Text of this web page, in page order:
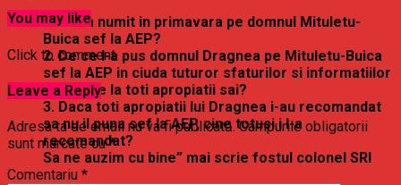
Cine l-a numit in primavara pe domnul Mituletu-
Buica sef la AEP?
2. De ce l-a pus domnul Dragnea pe Mituletu-Buica
sef la AEP in ciuda tuturor sfaturilor si informatiilor
venite de la toti apropiatii sai?
3. Daca toti apropiatii lui Dragnea i-au recomandat
sa nu il puna sef la AEP, cine totusi i l-a
recomandat?
Sa ne auzim cu bine” mai scrie fostul colonel SRI
You may like
Click to comment
Leave a Reply
Adresa ta de email nu va fi publicată. Câmpurile obligatorii
sunt marcate cu*
Comentariu *